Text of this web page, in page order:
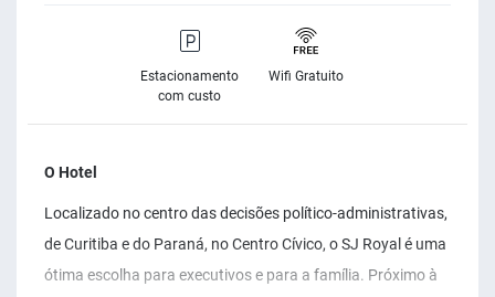
Estacionamento
com custo
Wifi Gratuito
O Hotel
Localizado no centro das decisões político-administrativas,
de Curitiba e do Paraná, no Centro Cívico, o SJ Royal é uma
ótima escolha para executivos e para a família. Próximo à